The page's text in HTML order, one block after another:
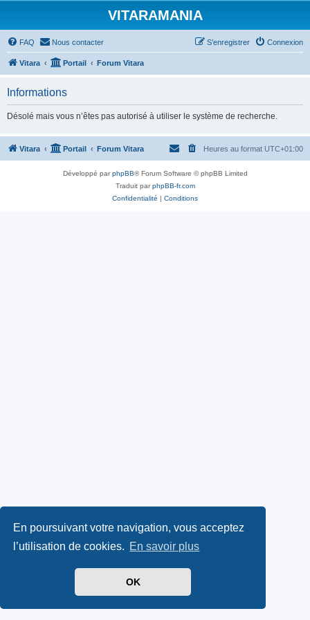
En poursuivant votre navigation, vous acceptez
l’utilisation de cookies. En savoir plus
OK
VITARAMANIA
FAQ Nous contacter Connexion
S’enregistrer
Vitara Portail Forum Vitara
Informations
Désolé mais vous n’êtes pas autorisé à utiliser le système de recherche.
Vitara Portail Forum Vitara Heures au format UTC+01:00
Développé parphpBB® Forum Software © phpBB Limited
Traduit parphpBB-fr.com
Confidentialité | Conditions